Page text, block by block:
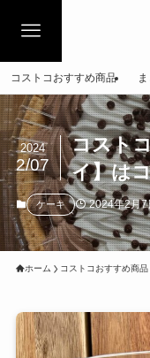
コストコおすすめ商品
コスト
イ】は
2024
2/07
ケーキ 2024年2月7
ホーム コストコおすすめ商品